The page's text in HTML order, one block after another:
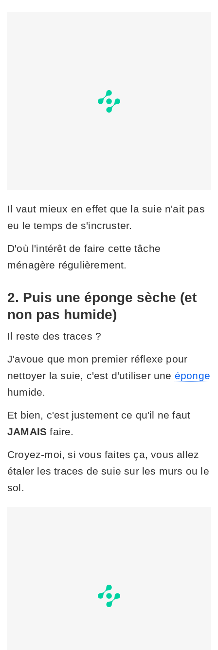
Il vaut mieux en effet que la suie n'ait pas
eu le temps de s'incruster.
D'où l'intérêt de faire cette tâche
ménagère régulièrement.
2. Puis une éponge sèche (et
non pas humide)
Il reste des traces ?
J'avoue que mon premier réflexe pour
nettoyer la suie, c'est d'utiliser une éponge
humide.
Et bien, c'est justement ce qu'il ne faut
JAMAIS faire.
Croyez-moi, si vous faites ça, vous allez
étaler les traces de suie sur les murs ou le
sol.